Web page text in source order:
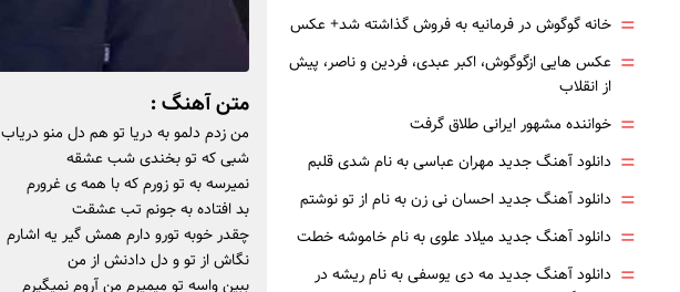
متن آهنگ :
من زدم دلمو به دریا تو هم دل منو دریاب
شبی که تو بخندی شب عشقه
نمیرسه به تو زورم که با همه ی غرورم
بد افتاده به جونم تب عشقت
چقدر خوبه تورو دارم همش گیر یه اشارم
نگاش از تو و دل دادنش از من
ببین واسه تو میمیرم من آروم نمیگیرم
= خانه گوگوش در فرمانیه به فروش گذاشته شد+ عکس
= عکس هایی ازگوگوش، اکبر عبدی، فردین و ناصر، پیش
از انقلاب
= خواننده مشهور ایرانی طلاق گرفت
= دانلود آهنگ جدید مهران عباسی به نام شدی قلبم
= دانلود آهنگ جدید احسان نی زن به نام از تو نوشتم
= دانلود آهنگ جدید میلاد علوی به نام خاموشه خطت
= دانلود آهنگ جدید مه دی یوسفی به نام ریشه در